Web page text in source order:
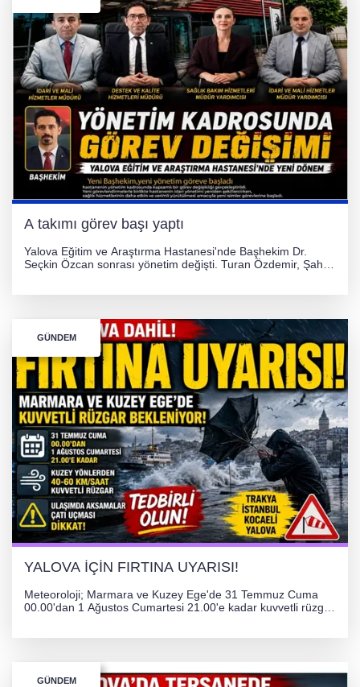
A takımı görev başı yaptı
Yalova Eğitim ve Araştırma Hastanesi'nde Başhekim Dr.
Seçkin Özcan sonrası yönetim değişti. Turan Özdemir, Şahin
GÜNDEM
YALOVA İÇİN FIRTINA UYARISI!
Meteoroloji; Marmara ve Kuzey Ege'de 31 Temmuz Cuma
00.00'dan 1 Ağustos Cumartesi 21.00'e kadar kuvvetli rüzgar
GÜNDEM